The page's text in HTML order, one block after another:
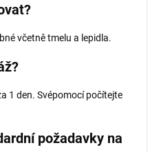
včetně tmelu a lepidla.
1 den. Svépomocí počítejte
požadavky na